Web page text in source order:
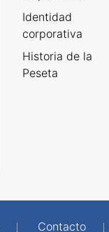
Identidad
corporativa
Historia de la
Peseta
Contacto